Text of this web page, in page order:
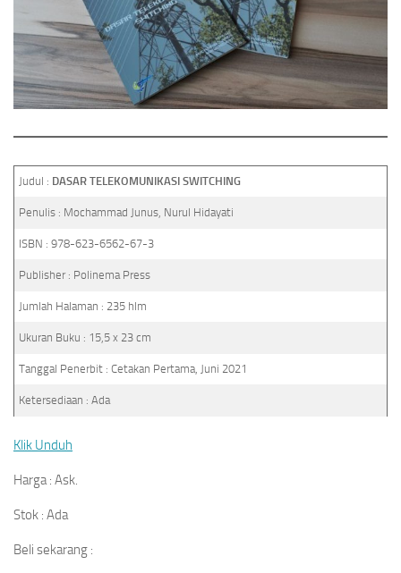
Judul : DASAR TELEKOMUNIKASI SWITCHING
Penulis : Mochammad Junus, Nurul Hidayati
ISBN : 978-623-6562-67-3
Publisher : Polinema Press
Jumlah Halaman : 235 hlm
Ukuran Buku : 15,5 x 23 cm
Tanggal Penerbit : Cetakan Pertama, Juni 2021
Ketersediaan : Ada
Klik Unduh
Harga : Ask.
Stok : Ada
Beli sekarang :